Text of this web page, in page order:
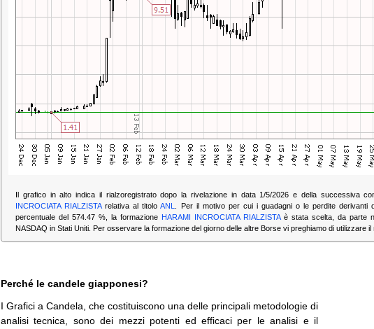
Il grafico in alto indica il rialzoregistrato dopo la rivelazione in data 1/5/2026 e della successiva
INCROCIATA RIALZISTArelativa al titoloANL . Per il motivo per cui i guadagni o le perditederivanti
percentuale del 574.47 %, la formazione HARAMI INCROCIATA RIALZISTAè stata scelta, da parte
NASDAQ in Stati Uniti. Per osservare la formazione del giorno delle altre Borse vi preghiamo di utilizzare il
Perché le candele giapponesi?
I Grafici a Candela, che costituiscono una delle principali metodologie di
analisi tecnica, sono dei mezzi potenti ed efficaci per le analisi e il